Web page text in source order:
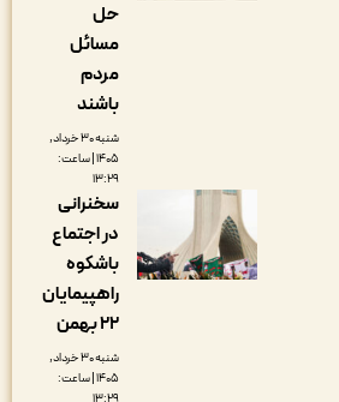
شنبه ۳۰ خرداد,
۱۴۰۵ | ساعت:
سخنرانی
در اجتماع
باشکوه
راهپیمایان
شنبه ۳۰ خرداد,
۱۴۰۵ | ساعت: